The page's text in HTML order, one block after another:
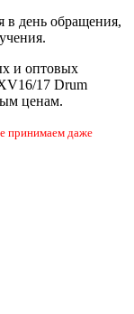
в день обращения,
и оптовых
17 Drum
ценам.
принимаем даже